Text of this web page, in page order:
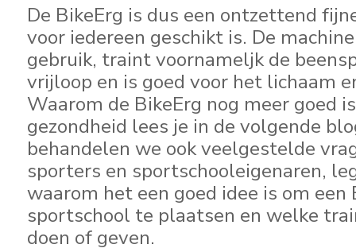
De BikeErg is dus een ontzettend
voor iedereen geschikt is. De
gebruik, traint voornameljk de
vrijloop en is goed voor het lichaam
Waarom de BikeErg nog meer goed
gezondheid lees je in de volgende
behandelen we ook veelgestelde
sporters en sportschooleigenaren,
waarom het een goed idee is om een
sportschool te plaatsen en welke
doen of geven.